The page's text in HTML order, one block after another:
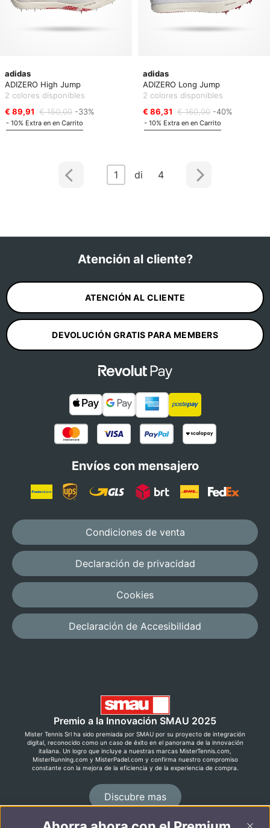
adidas
ADIZERO High Jump
2 colores disponibles
€ 89,91 € 150,00 -33%
- 10% Extra en en Carrito
adidas
ADIZERO Long Jump
2 colores disponibles
€ 86,31 € 160,00 -40%
- 10% Extra en en Carrito
1 di 4
Atención al cliente?
ATENCIÓN AL CLIENTE
DEVOLUCIÓN GRATIS PARA MEMBERS
Envíos con mensajero
Condiciones de venta
Declaración de privacidad
Cookies
Declaración de Accesibilidad
Premio a la Innovación SMAU 2025
Mister Tennis Srl ha sido premiada por SMAU por su proyecto de integración
digital, reconocido como un caso de éxito en el panorama de la innovación
italiana. Un logro que incluye a nuestras marcas MisterTennis.com,
MisterRunning.com y MisterPadel.com y confirma nuestro compromiso
constante con la mejora de la eficiencia y de la experiencia de compra.
Discubre mas